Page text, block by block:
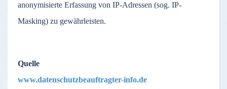
anonymisierte Erfassung von IP-Adressen (sog. IP-
Masking) zu gewährleisten.
Quelle
www.datenschutzbeauftragter-info.de